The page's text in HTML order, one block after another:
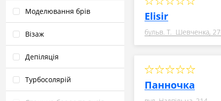
Моделювання брів
Візаж
Депіляція
Турбосолярій
Elisir
бульв. Т. Шевченка,
Панночка